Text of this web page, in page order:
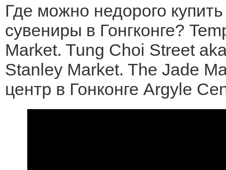
Где можно недорого
сувениры в Гонгконге?
Market. Tung Choi Street
Stanley Market. The Jade
центр в Гонконге Argyle